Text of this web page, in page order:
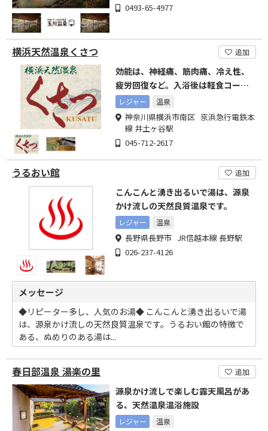
0493-65-4977
横浜天然温泉くさつ 追加
効能は、神経痛、筋肉痛、冷え性、
疲労回復など。入浴後は軽食コーナ
ーのご利用もどうぞ。
レジャー 温泉
神奈川県横浜市南区 京浜急行電鉄本
線 井土ヶ谷駅
045-712-2617
うるおい館 追加
こんこんと湧き出るいで湯は、源泉
かけ流しの天然良質温泉です。
レジャー 温泉
長野県長野市 JR信越本線 長野駅
026-237-4126
メッセージ
◆リピーター多し、人気のお湯◆ こんこんと湧き出るいで湯
は、源泉かけ流しの天然良質温泉です。うるおい館の特徴で
ある、ぬめりのある湯は...
春日部温泉 湯楽の里 追加
源泉かけ流しで楽しむ露天風呂があ
る、天然温泉温浴施設
レジャー 温泉